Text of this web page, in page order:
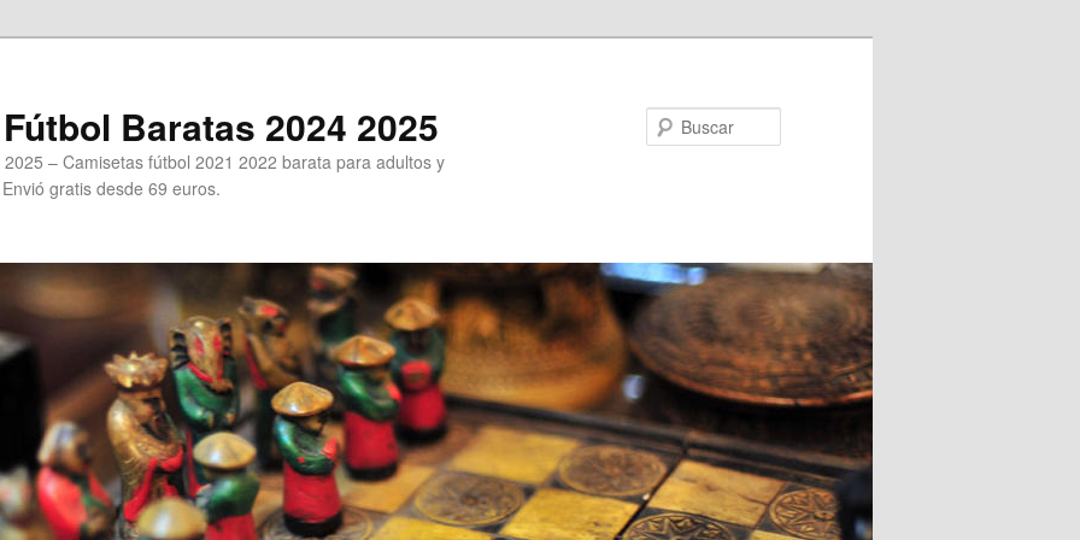
Baratas 2024 2025
– Camisetas fútbol 2021 2022 barata para adultos y
gratis desde 69 euros.